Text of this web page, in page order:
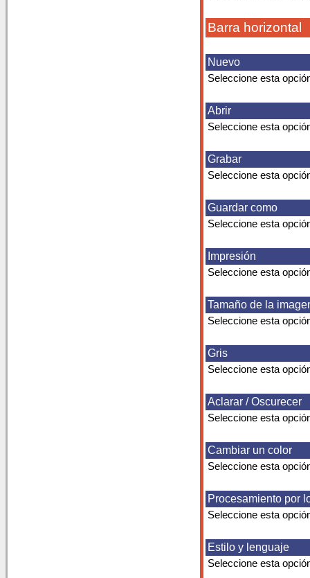
Barra horizontal
Nuevo
Seleccione esta
Abrir
Seleccione esta
Grabar
Seleccione esta
Guardar como
Seleccione esta
Impresión
Seleccione esta
Tamaño de la
Seleccione esta
Gris
Seleccione esta
Aclarar / Oscurecer
Seleccione esta
Cambiar un color
Seleccione esta
Procesamiento por
Seleccione esta
Estilo y lenguaje
Seleccione esta